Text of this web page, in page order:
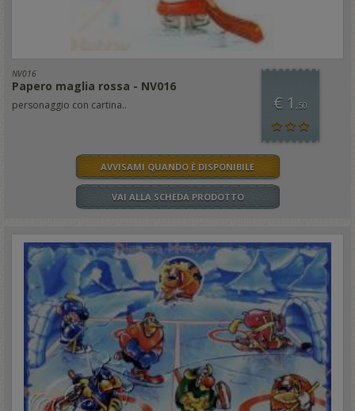
NV016
Papero maglia rossa - NV016
personaggio con cartina.. € 1 ,50
AVVISAMI QUANDO È DISPONIBILE
VAI ALLA SCHEDA PRODOTTO